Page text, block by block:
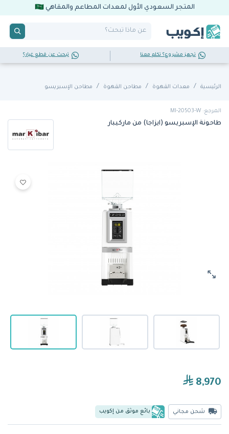
المتجر السعودي الأول لمعدات المطاعم والمقاهي
تجهز مشروع؟ تكلم معنا تبحث عن قطع غيار؟
الرئيسية معدات القهوة مطاحن القهوة مطاحن الإسبريسو
المرجع: MI-20503-W
طاحونة الإسبريسو (ايزاجا) من ماركيبار
8,970
شحن مجاني بائع موثق من إكويب